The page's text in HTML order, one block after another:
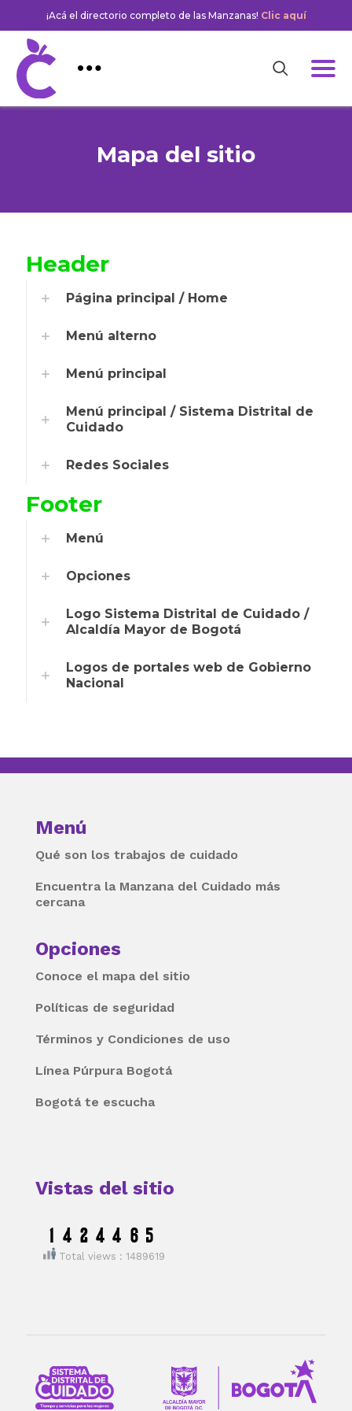
¡Acá el directorio completo de las Manzanas! Clic aquí
Mapa del sitio
Header
Página principal / Home
Menú alterno
Menú principal
Menú principal / Sistema Distrital de
Cuidado
Redes Sociales
Footer
Menú
Opciones
Logo Sistema Distrital de Cuidado /
Alcaldía Mayor de Bogotá
Logos de portales web de Gobierno
Nacional
Menú
Qué son los trabajos de cuidado
Encuentra la Manzana del Cuidado más
cercana
Opciones
Conoce el mapa del sitio
Políticas de seguridad
Términos y Condiciones de uso
Línea Púrpura Bogotá
Bogotá te escucha
Vistas del sitio
Total views : 1489619